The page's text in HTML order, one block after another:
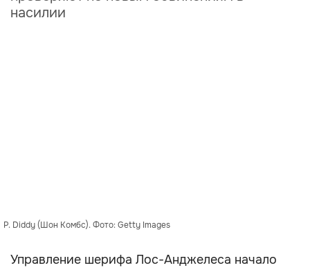
насилии
P. Diddy (Шон Комбс). Фото: Getty Images
Управление шерифа Лос-Анджелеса начало